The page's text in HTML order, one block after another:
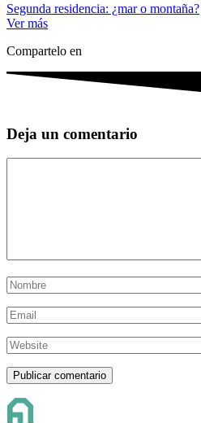
Segunda residencia: ¿mar o montaña?
Ver más
Compartelo en
Deja un comentario